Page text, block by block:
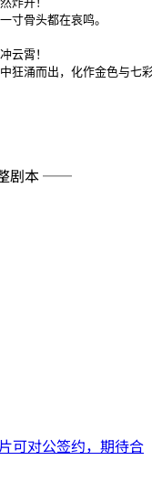
寸骨头都在哀鸣。
云霄！
狂涌而出，化作金色与七
剧本 ──
可对公签约，期待合